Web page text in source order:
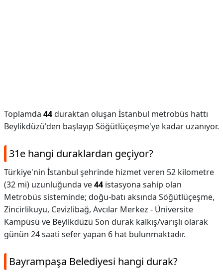
Toplamda 44duraktan oluşan İstanbul metrobüs hattı
Beylikdüzü'den başlayıp Söğütlüçeşme'ye kadar uzanıyor.
31e hangi duraklardan geçiyor?
Türkiye'nin İstanbul şehrinde hizmet veren 52 kilometre
(32 mi) uzunluğunda ve44 istasyona sahip olan
Metrobüs sisteminde; doğu-batı aksında Söğütlüçeşme,
Zincirlikuyu, Cevizlibağ, Avcılar Merkez - Üniversite
Kampüsü ve Beylikdüzü Son durak kalkış/varışlı olarak
günün 24 saati sefer yapan 6 hat bulunmaktadır.
Bayrampaşa Belediyesi hangi durak?